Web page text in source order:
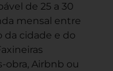
de 25 a 30
mensal entre
da cidade e do
obra, Airbnb ou